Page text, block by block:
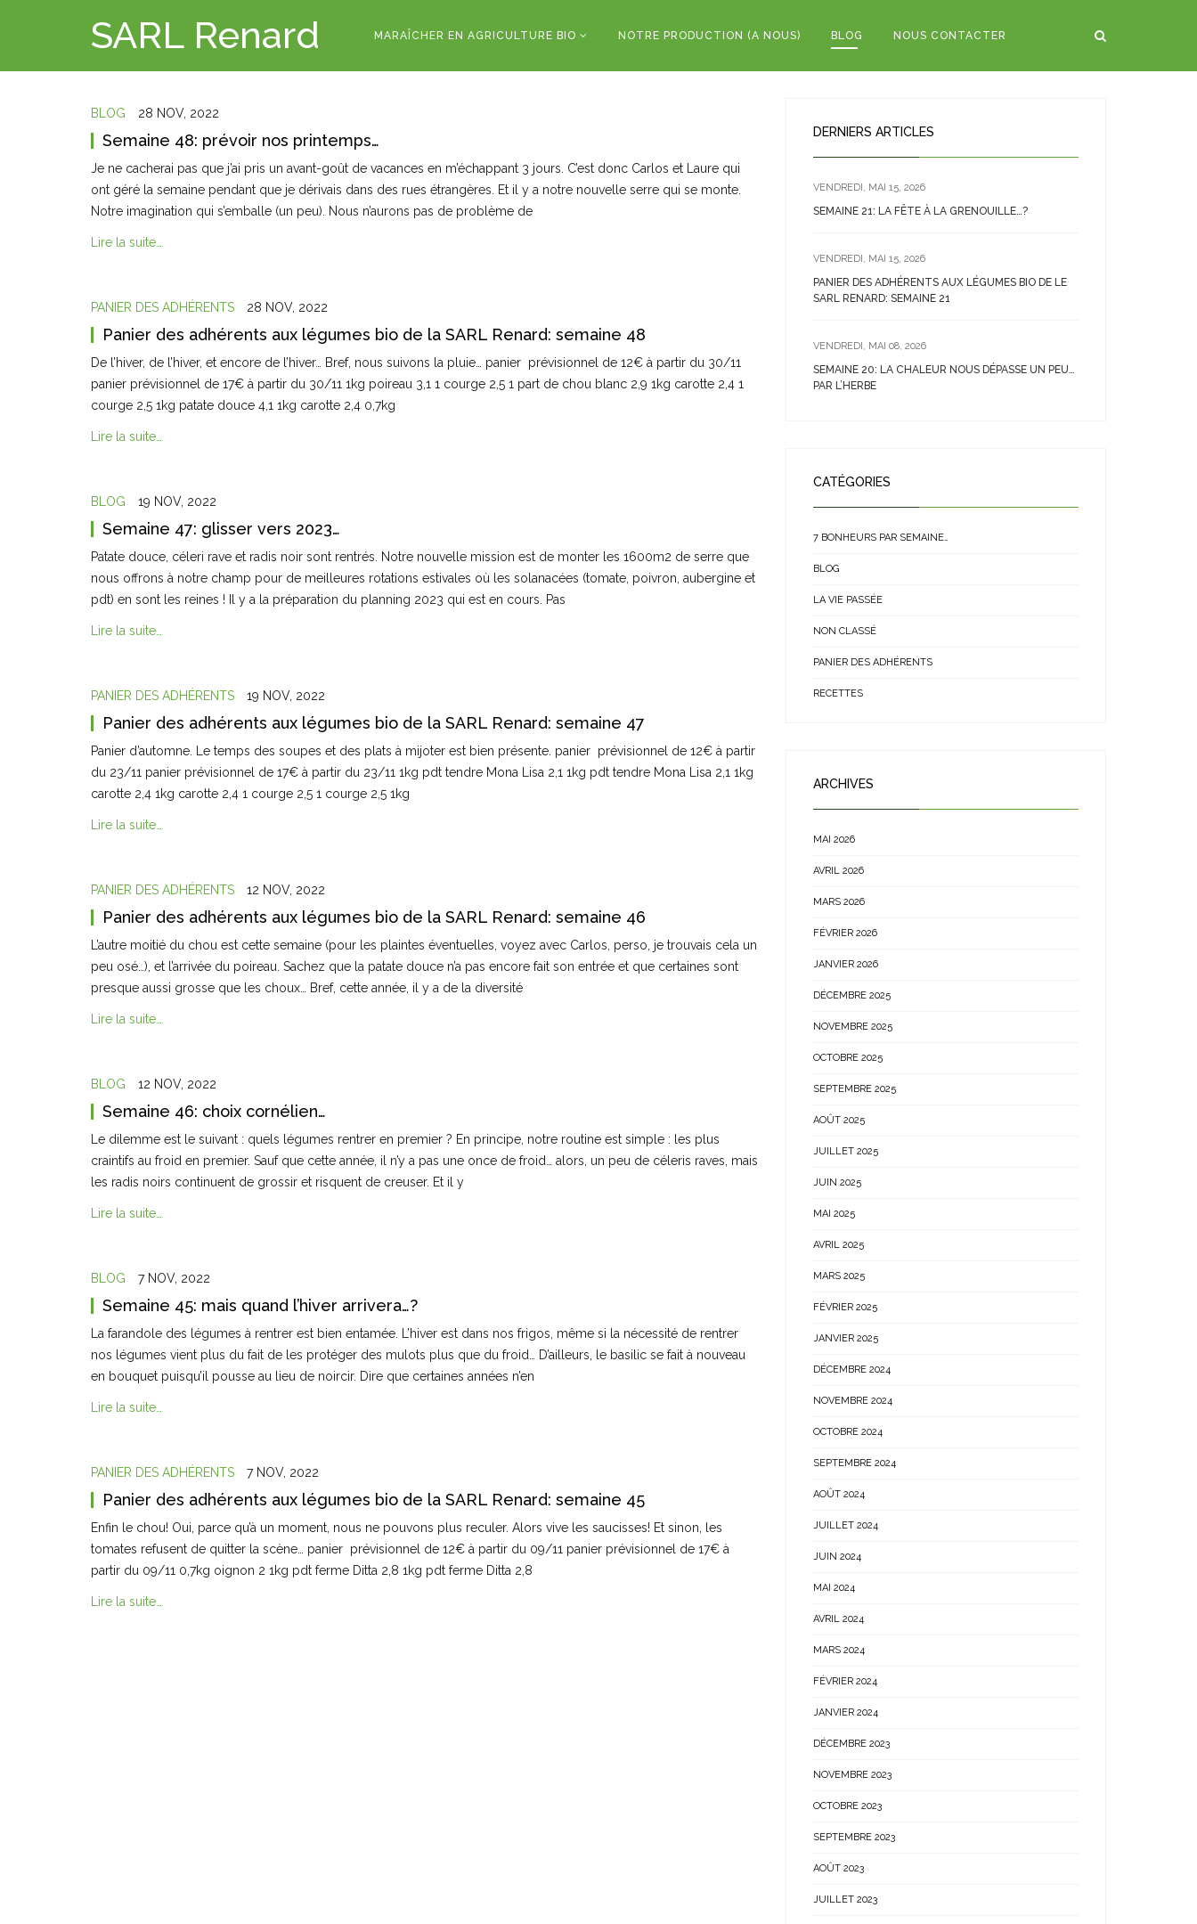
SARL Renard MARAÎCHER EN AGRICULTURE BIO NOTRE PRODUCTION (A NOUS) BLOG NOUS CONTACTER
BLOG 28 NOV, 2022
Semaine 48: prévoir nos printemps…
Je ne cacherai pas que j’ai pris un avant-goût de vacances en m’échappant 3 jours. C’est donc Carlos et Laure qui
ont géré la semaine pendant que je dérivais dans des rues étrangères. Et il y a notre nouvelle serre qui se monte.
Notre imagination qui s’emballe (un peu). Nous n’aurons pas de problème de
Lire la suite…
PANIER DES ADHÉRENTS 28 NOV, 2022
Panier des adhérents aux légumes bio de la SARL Renard: semaine 48
De l’hiver, de l’hiver, et encore de l’hiver… Bref, nous suivons la pluie… panier prévisionnel de 12€ à partir du 30/11
panier prévisionnel de 17€ à partir du 30/11 1kg poireau 3,1 1 courge 2,5 1 part de chou blanc 2,9 1kg carotte 2,4 1
courge 2,5 1kg patate douce 4,1 1kg carotte 2,4 0,7kg
Lire la suite…
BLOG 19 NOV, 2022
Semaine 47: glisser vers 2023…
Patate douce, céleri rave et radis noir sont rentrés. Notre nouvelle mission est de monter les 1600m2 de serre que
nous offrons à notre champ pour de meilleures rotations estivales où les solanacées (tomate, poivron, aubergine et
pdt) en sont les reines ! Il y a la préparation du planning 2023 qui est en cours. Pas
Lire la suite…
PANIER DES ADHÉRENTS 19 NOV, 2022
Panier des adhérents aux légumes bio de la SARL Renard: semaine 47
Panier d’automne. Le temps des soupes et des plats à mijoter est bien présente. panier prévisionnel de 12€ à partir
du 23/11 panier prévisionnel de 17€ à partir du 23/11 1kg pdt tendre Mona Lisa 2,1 1kg pdt tendre Mona Lisa 2,1 1kg
carotte 2,4 1kg carotte 2,4 1 courge 2,5 1 courge 2,5 1kg
Lire la suite…
PANIER DES ADHÉRENTS 12 NOV, 2022
Panier des adhérents aux légumes bio de la SARL Renard: semaine 46
L’autre moitié du chou est cette semaine (pour les plaintes éventuelles, voyez avec Carlos, perso, je trouvais cela un
peu osé…), et l’arrivée du poireau. Sachez que la patate douce n’a pas encore fait son entrée et que certaines sont
presque aussi grosse que les choux… Bref, cette année, il y a de la diversité
Lire la suite…
BLOG 12 NOV, 2022
Semaine 46: choix cornélien…
Le dilemme est le suivant : quels légumes rentrer en premier ? En principe, notre routine est simple : les plus
craintifs au froid en premier. Sauf que cette année, il n’y a pas une once de froid… alors, un peu de céleris raves, mais
les radis noirs continuent de grossir et risquent de creuser. Et il y
Lire la suite…
BLOG 7 NOV, 2022
Semaine 45: mais quand l’hiver arrivera…?
La farandole des légumes à rentrer est bien entamée. L’hiver est dans nos frigos, même si la nécessité de rentrer
nos légumes vient plus du fait de les protéger des mulots plus que du froid… D’ailleurs, le basilic se fait à nouveau
en bouquet puisqu’il pousse au lieu de noircir. Dire que certaines années n’en
Lire la suite…
PANIER DES ADHÉRENTS 7 NOV, 2022
Panier des adhérents aux légumes bio de la SARL Renard: semaine 45
Enfin le chou! Oui, parce qu’à un moment, nous ne pouvons plus reculer. Alors vive les saucisses! Et sinon, les
tomates refusent de quitter la scène… panier prévisionnel de 12€ à partir du 09/11 panier prévisionnel de 17€ à
partir du 09/11 0,7kg oignon 2 1kg pdt ferme Ditta 2,8 1kg pdt ferme Ditta 2,8
Lire la suite…
DERNIERS ARTICLES
VENDREDI, MAI 15, 2026
SEMAINE 21: LA FÊTE À LA GRENOUILLE…?
VENDREDI, MAI 15, 2026
PANIER DES ADHÉRENTS AUX LÉGUMES BIO DE LE
SARL RENARD: SEMAINE 21
VENDREDI, MAI 08, 2026
SEMAINE 20: LA CHALEUR NOUS DÉPASSE UN PEU…
PAR L’HERBE
CATÉGORIES
7 BONHEURS PAR SEMAINE…
BLOG
LA VIE PASSÉE
NON CLASSÉ
PANIER DES ADHÉRENTS
RECETTES
ARCHIVES
MAI 2026
AVRIL 2026
MARS 2026
FÉVRIER 2026
JANVIER 2026
DÉCEMBRE 2025
NOVEMBRE 2025
OCTOBRE 2025
SEPTEMBRE 2025
AOÛT 2025
JUILLET 2025
JUIN 2025
MAI 2025
AVRIL 2025
MARS 2025
FÉVRIER 2025
JANVIER 2025
DÉCEMBRE 2024
NOVEMBRE 2024
OCTOBRE 2024
SEPTEMBRE 2024
AOÛT 2024
JUILLET 2024
JUIN 2024
MAI 2024
AVRIL 2024
MARS 2024
FÉVRIER 2024
JANVIER 2024
DÉCEMBRE 2023
NOVEMBRE 2023
OCTOBRE 2023
SEPTEMBRE 2023
AOÛT 2023
JUILLET 2023